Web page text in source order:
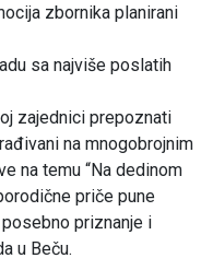
zbornika planirani
sa najviše poslatih
zajednici prepoznati
na mnogobrojnim
na temu “Na dedinom
priče pune
priznanje i
u Beču.